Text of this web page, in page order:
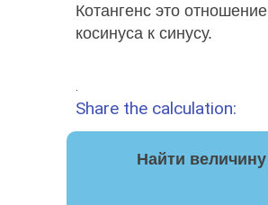
Котангенс это отношение
косинуса к синусу.
Share the calculation:
Найти величину